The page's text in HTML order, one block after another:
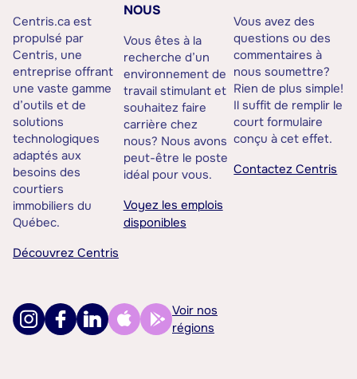
Centris.ca est
propulsé par
Centris, une
entreprise offrant
une vaste gamme
d’outils et de
solutions
technologiques
adaptés aux
besoins des
courtiers
immobiliers du
Québec.
Découvrez Centris
NOUS
Vous êtes à la
recherche d’un
environnement de
travail stimulant et
souhaitez faire
carrière chez
nous? Nous avons
peut-être le poste
idéal pour vous.
Voyez les emplois
disponibles
Vous avez des
questions ou des
commentaires à
nous soumettre?
Rien de plus simple!
Il suffit de remplir le
court formulaire
conçu à cet effet.
Contactez Centris
Voir nos
régions